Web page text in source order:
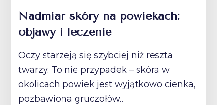
Nadmiar skóry na powiekach:
objawy i leczenie
Oczy starzeją się szybciej niż reszta
twarzy. To nie przypadek – skóra w
okolicach powiek jest wyjątkowo cienka,
pozbawiona gruczołów…